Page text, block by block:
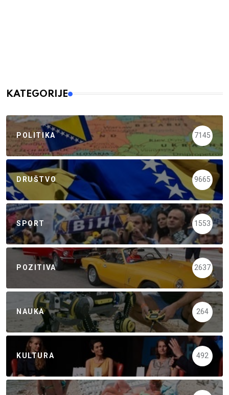
KATEGORIJE
POLITIKA 7145
DRUŠTVO 9665
SPORT 1553
POZITIVA 2637
NAUKA 264
KULTURA 492